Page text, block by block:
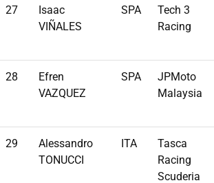
27
Isaac
VIÑALES
SPA
Tech 3
Racing
28
Efren
VAZQUEZ
SPA
JPMoto
Malaysia
29
Alessandro
TONUCCI
ITA
Tasca
Racing
Scuderia